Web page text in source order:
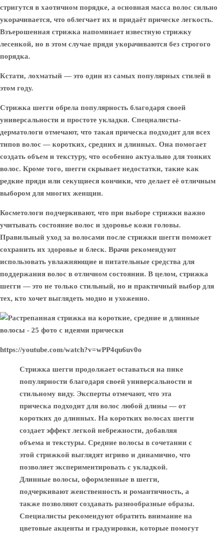
стригутся в хаотичном порядке, а основная масса волос сильно
укорачивается, что облегчает их и придаёт прическе легкость.
Взъерошенная стрижка напоминает известную стрижку
лесенкой, но в этом случае пряди укорачиваются без строгого
порядка.
Кстати, лохматый — это один из самых популярных стилей в
этом году.
Стрижка шегги обрела популярность благодаря своей
универсальности и простоте укладки. Специалисты-
дерматологи отмечают, что такая прическа подходит для всех
типов волос — коротких, средних и длинных. Она помогает
создать объем и текстуру, что особенно актуально для тонких
волос. Кроме того, шегги скрывает недостатки, такие как
редкие пряди или секущиеся кончики, что делает её отличным
выбором для многих женщин.
Косметологи подчеркивают, что при выборе стрижки важно
учитывать состояние волос и здоровье кожи головы.
Правильный уход за волосами после стрижки шегги поможет
сохранить их здоровье и блеск. Врачи рекомендуют
использовать увлажняющие и питательные средства для
поддержания волос в отличном состоянии. В целом, стрижка
шегги — это не только стильный, но и практичный выбор для
тех, кто хочет выглядеть модно и ухоженно.
https://youtube.com/watch?v=wPP4qu6uv0o
Стрижка шегги продолжает оставаться на пике
популярности благодаря своей универсальности и
стильному виду. Эксперты отмечают, что эта
прическа подходит для волос любой длины — от
коротких до длинных. На коротких волосах шегги
создает эффект легкой небрежности, добавляя
объема и текстуры. Средние волосы в сочетании с
этой стрижкой выглядят игриво и динамично, что
позволяет экспериментировать с укладкой.
Длинные волосы, оформленные в шегги,
подчеркивают женственность и романтичность, а
также позволяют создавать разнообразные образы.
Специалисты рекомендуют обратить внимание на
цветовые акценты и градуировки, которые помогут